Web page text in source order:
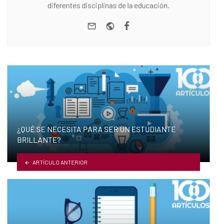
diferentes disciplinas de la educación.
e-mail Website
¿QUÉ SE NECESITA PARA SER UN ESTUDIANTE
BRILLANTE?
ARTÍCULO ANTERIOR